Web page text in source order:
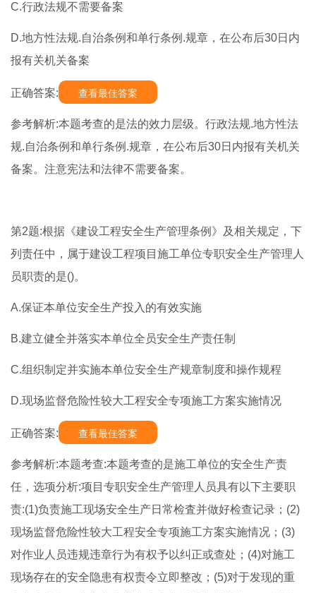
C.行政法规不需要备案
D.地方性法规.自治条例和单行条例.规章，在公布后30日内
报有关机关备案
正确答案: 查看最佳答案
参考解析:本题考查的是法的效力层级。行政法规.地方性法
规.自治条例和单行条例.规章，在公布后30日内报有关机关
备案。注意宪法和法律不需要备案。
第2题:根据《建设工程安全生产管理条例》及相关规定，下
列责任中，属于建设工程项目施工单位专职安全生产管理人
员职责的是()。
A.保证本单位安全生产投入的有效实施
B.建立健全并落实本单位全员安全生产责任制
C.组织制定并实施本单位安全生产规章制度和操作规程
D.现场监督危险性较大工程安全专项施工方案实施情况
正确答案: 查看最佳答案
参考解析:本题考查:本题考查的是施工单位的安全生产责
任，选项分析:项目专职安全生产管理人员具有以下主要职
责:(1)负责施工现场安全生产日常检査并做好检查记录；(2)
现场监督危险性较大工程安全专项施工方案实施情况；(3)
对作业人员违规违章行为有权予以纠正或查处；(4)对施工
现场存在的安全隐患有权责令立即整改；(5)对于发现的重